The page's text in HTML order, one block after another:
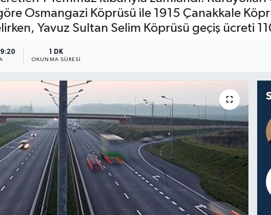
Osmangazi Köprüsü ile 1915 Çanakkale
Yavuz Sultan Selim Köprüsü geçiş ücreti
1 DK
OKUNMA SÜRESI